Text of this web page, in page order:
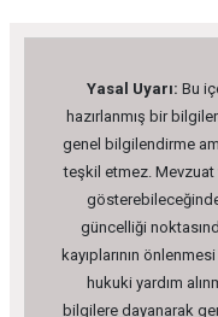
Yasal Uyarı: Bu
hazırlanmış bir
genel bilgilendirme
teşkil etmez. Mevzuat
güncelliği
kayıplarının
hukuki yardım
bilgilere dayanarak